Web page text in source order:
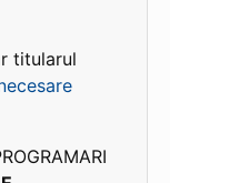
titularul